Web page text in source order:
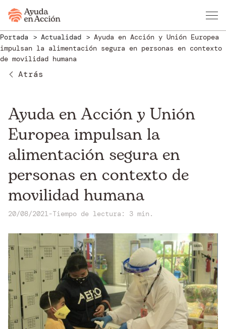
Portada Actualidad
Ayuda en Acción y Unión Europea
impulsan la alimentación segura en personas en contexto
de movilidad humana
Atrás
Ayuda en Acción y Unión
Europea impulsan la
alimentación segura en
personas en contexto de
movilidad humana
20/08/2021-Tiempo de lectura: 3 min.